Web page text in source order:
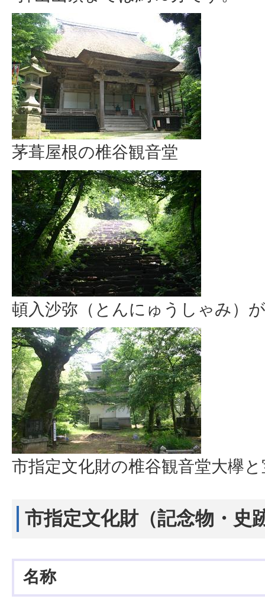
茅葺屋根の椎谷観音堂
頓入沙弥（とんにゅうしゃみ）
市指定文化財の椎谷観音堂大欅
市指定文化財（記念物・史
名称